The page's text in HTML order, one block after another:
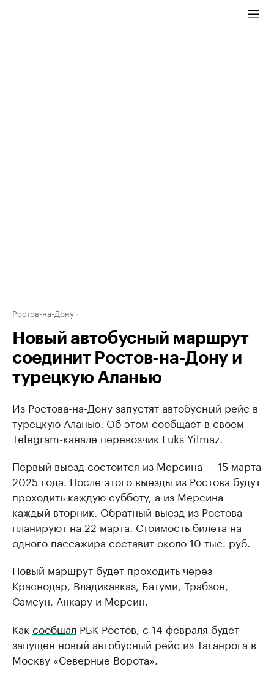
Ростов-на-Дону
Новый автобусный маршрут
соединит Ростов-на-Дону и
турецкую Аланью
Из Ростова-на-Дону запустят автобусный рейс в
турецкую Аланью. Об этом сообщает в своем
Telegram-канале перевозчик Luks Yilmaz.
Первый выезд состоится из Мерсина — 15 марта
2025 года. После этого выезды из Ростова будут
проходить каждую субботу, а из Мерсина
каждый вторник. Обратный выезд из Ростова
планируют на 22 марта. Стоимость билета на
одного пассажира составит около 10 тыс. руб.
Новый маршрут будет проходить через
Краснодар, Владикавказ, Батуми, Трабзон,
Самсун, Анкару и Мерсин.
Как сообщал РБК Ростов, с 14 февраля будет
запущен новый автобусный рейс из Таганрога в
Москву «Северные Ворота».